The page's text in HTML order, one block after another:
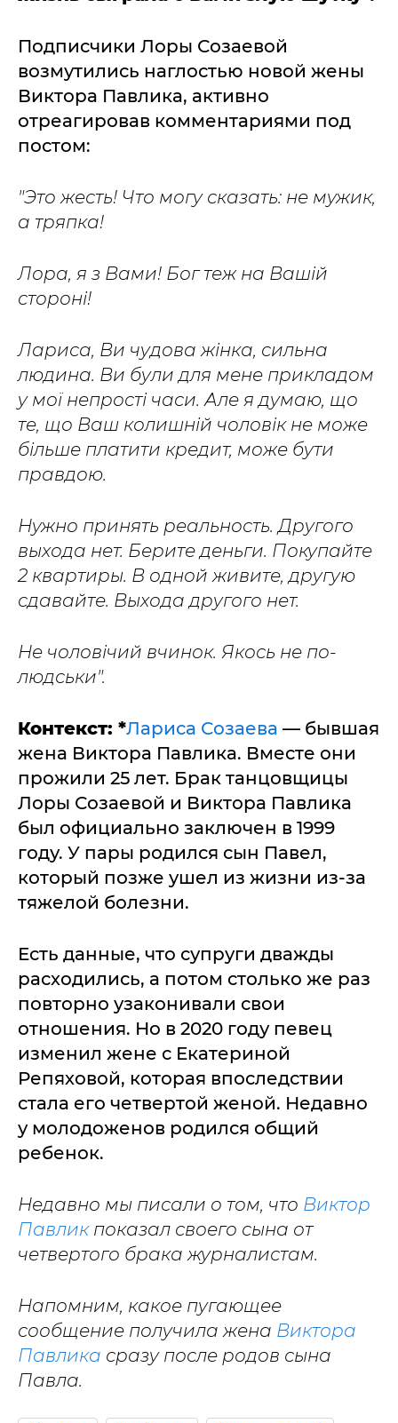
Подписчики Лоры Созаевой
возмутились наглостью новой жены
Виктора Павлика, активно
отреагировав комментариями под
постом:
"Это жесть! Что могу сказать: не мужик,
а тряпка!
Лора, я з Вами! Бог теж на Вашій
стороні!
Лариса, Ви чудова жінка, сильна
людина. Ви були для мене прикладом
у мої непрості часи. Але я думаю, що
те, що Ваш колишній чоловік не може
більше платити кредит, може бути
правдою.
Нужно принять реальность. Другого
выхода нет. Берите деньги. Покупайте
2 квартиры. В одной живите, другую
сдавайте. Выхода другого нет.
Не чоловічий вчинок. Якось не по-
людськи".
Контекст: *Лариса Созаева — бывшая
жена Виктора Павлика. Вместе они
прожили 25 лет. Брак танцовщицы
Лоры Созаевой и Виктора Павлика
был официально заключен в 1999
году. У пары родился сын Павел,
который позже ушел из жизни из-за
тяжелой болезни.
Есть данные, что супруги дважды
расходились, а потом столько же раз
повторно узаконивали свои
отношения. Но в 2020 году певец
изменил жене с Екатериной
Репяховой, которая впоследствии
стала его четвертой женой. Недавно
у молодоженов родился общий
ребенок.
Недавно мы писали о том, что Виктор
Павликпоказал своего сына от
четвертого брака журналистам.
Напомним, какое пугающее
сообщение получила жена Виктора
Павлика сразу после родов сына
Павла.